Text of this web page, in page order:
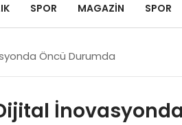
SPOR MAGAZIN SPOR
Öncü Durumda